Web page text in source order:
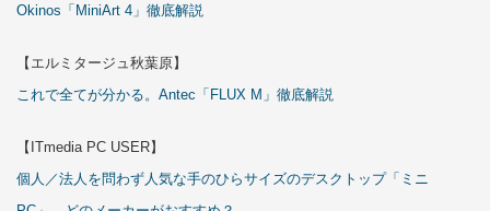
Okinos「MiniArt 4」徹底解説
【エルミタージュ秋葉原】
これで全てが分かる。Antec「FLUX M」徹底解説
【ITmedia PC USER】
個人／法人を問わず人気な手のひらサイズのデスクトップ「ミニ